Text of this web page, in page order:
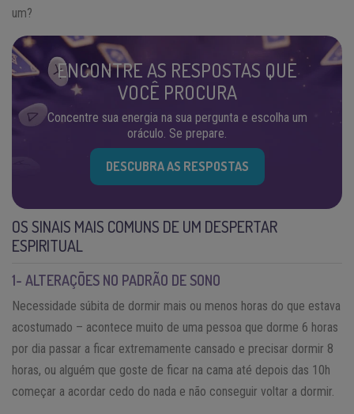
um?
ENCONTRE AS RESPOSTAS QUE
VOCÊ PROCURA
Concentre sua energia na sua pergunta e escolha um
oráculo. Se prepare.
DESCUBRA AS RESPOSTAS
OS SINAIS MAIS COMUNS DE UM DESPERTAR
ESPIRITUAL
1- ALTERAÇÕES NO PADRÃO DE SONO
Necessidade súbita de dormir mais ou menos horas do que estava
acostumado – acontece muito de uma pessoa que dorme 6 horas
por dia passar a ficar extremamente cansado e precisar dormir 8
horas, ou alguém que goste de ficar na cama até depois das 10h
começar a acordar cedo do nada e não conseguir voltar a dormir.